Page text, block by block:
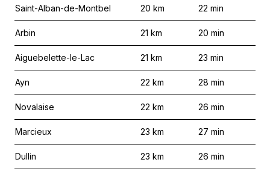
Saint-Alban-de-Montbel 20 km 22 min
Arbin 21 km 20 min
Aiguebelette-le-Lac 21 km 23 min
Ayn 22 km 28 min
Novalaise 22 km 26 min
Marcieux 23 km 27 min
Dullin 23 km 26 min